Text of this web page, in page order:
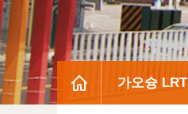
가오슝 LRT